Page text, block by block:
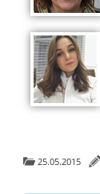
25.05.2015